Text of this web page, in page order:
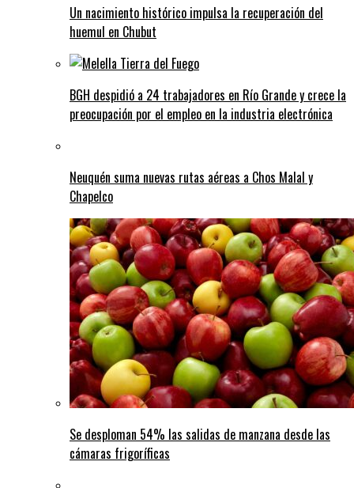
Un nacimiento histórico impulsa la recuperación del
huemul en Chubut
BGH despidió a 24 trabajadores en Río Grande y crece la
preocupación por el empleo en la industria electrónica
Neuquén suma nuevas rutas aéreas a Chos Malal y
Chapelco
Se desploman 54% las salidas de manzana desde las
cámaras frigoríficas